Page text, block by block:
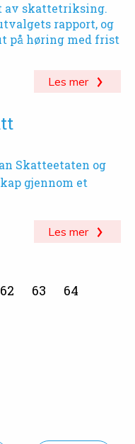
av skattetriksing.
rapport, og
på høring med frist
Les mer
Skatteetaten og
gjennom et
Les mer
62 63 64